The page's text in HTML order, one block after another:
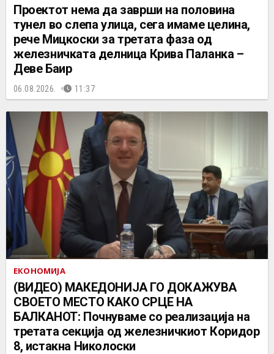
Проектот нема да заврши на половина
тунел во слепа улица, сега имаме целина,
рече Мицкоски за третата фаза од
железничката делница Крива Паланка –
Деве Баир
06.08.2026. 11:37
ЕКОНОМИЈА
(ВИДЕО) МАКЕДОНИЈА ГО ДОКАЖУВА
СВОЕТО МЕСТО КАКО СРЦЕ НА
БАЛКАНОТ: Почнуваме со реализација на
третата секција од железничкиот Коридор
8, истакна Николоски